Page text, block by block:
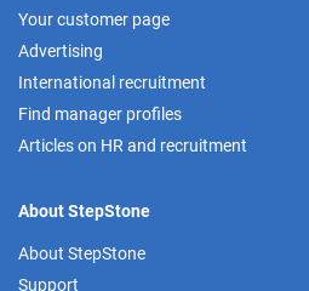
Your customer page
Advertising
International recruitment
Find manager profiles
Articles on HR and recruitment
About StepStone
About StepStone
Support